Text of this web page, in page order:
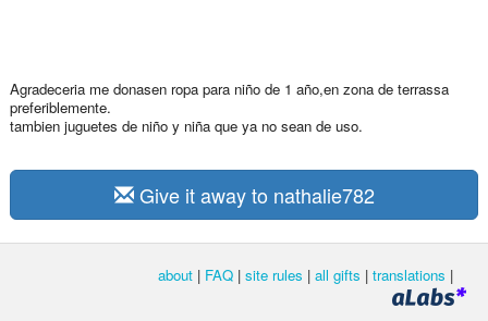
Agradeceria me donasen ropa para niño de 1 año,en zona de terrassa
preferiblemente.
tambien juguetes de niño y niña que ya no sean de uso.
Give it away to nathalie782
about | FAQ | site rules | all gifts | translations |